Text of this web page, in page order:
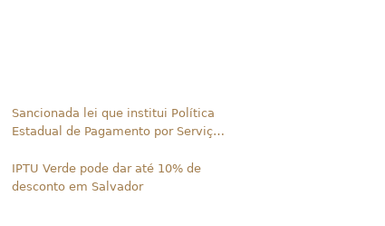
Sancionada lei que institui Política
Estadual de Pagamento por Serviços
IPTU Verde pode dar até 10% de
desconto em Salvador